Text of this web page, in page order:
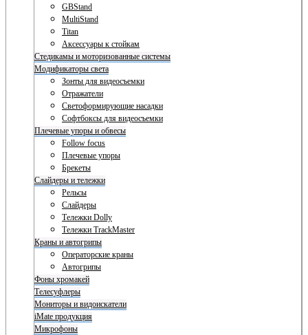
GBStand
MultiStand
Titan
Аксессуары к стойкам
Стедикамы и моторизованные системы
Модификаторы света
Зонты для видеосъемки
Отражатели
Светоформирующие насадки
Софтбоксы для видеосъемки
Плечевые упоры и обвесы
Follow focus
Плечевые упоры
Брекеты
Слайдеры и тележки
Рельсы
Слайдеры
Тележки Dolly
Тележки TrackMaster
Краны и автогрипы
Операторские краны
Автогрипы
Фоны хромакей
Телесуфлеры
Мониторы и видоискатели
iMate продукция
Микрофоны